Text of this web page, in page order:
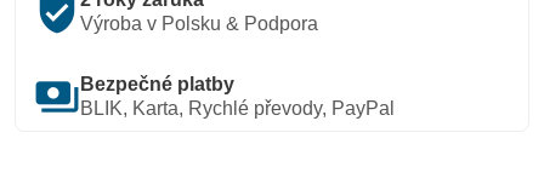
verified_user Výroba v Polsku & Podpora
payments Bezpečné platby
BLIK, Karta, Rychlé převody, PayPal